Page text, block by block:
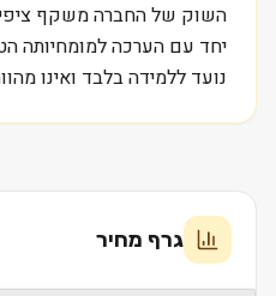
השוק של החברה משקף
יחד עם הערכה למומחיותה
נועד ללמידה בלבד ואינו
גרף מחיר